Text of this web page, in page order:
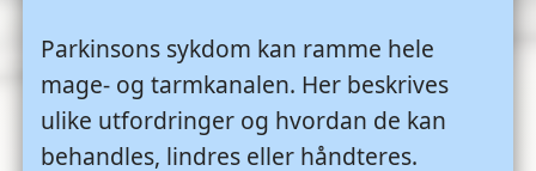
Parkinsons sykdom kan ramme hele
mage- og tarmkanalen. Her beskrives
ulike utfordringer og hvordan de kan
behandles, lindres eller håndteres.